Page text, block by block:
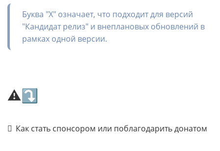
Буква "X" означает, что подходит для версий
"Кандидат релиз" и внеплановых обновлений в
рамках одной версии.
⚠⤵
Как стать спонсором или поблагодарить донатом